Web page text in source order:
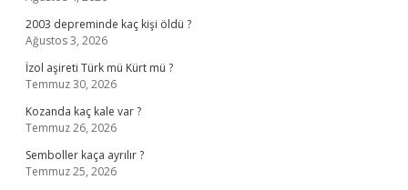
2003 depreminde kaç kişi öldü ?
Ağustos 3, 2026
İzol aşireti Türk mü Kürt mü ?
Temmuz 30, 2026
Kozanda kaç kale var ?
Temmuz 26, 2026
Semboller kaça ayrılır ?
Temmuz 25, 2026